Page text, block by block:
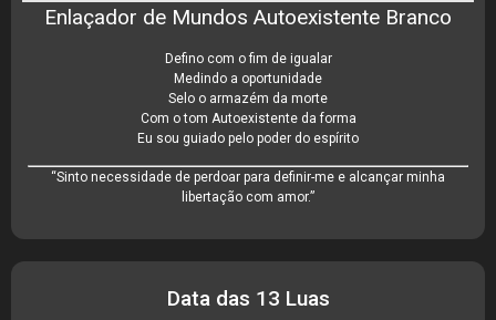
Enlaçador de Mundos Autoexistente Branco
Defino com o fim de igualar
Medindo a oportunidade
Selo o armazém da morte
Com o tom Autoexistente da forma
Eu sou guiado pelo poder do espírito
“Sinto necessidade de perdoar para definir-me e alcançar minha
libertação com amor.”
Data das 13 Luas